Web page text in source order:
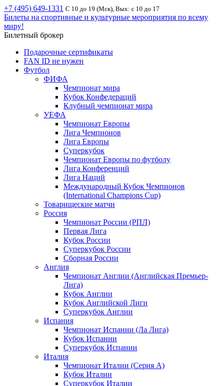
+7 (495) 649-1331 С 10 до 19 (Мск), Вых: с 10 до 17
Билеты на спортивные и культурные мероприятия по всему
миру!
Билетный брокер
Подарочные сертификаты
FAN ID не нужен
Футбол
ФИФА
Чемпионат мира
Кубок Конфедераций
Клубный чемпионат мира
УЕФА
Чемпионат Европы
Лига Чемпионов
Лига Европы
Суперкубок
Чемпионат Европы по футболу
Лига Конференций
Лига Наций
Международный Кубок Чемпионов
(International Champions Cup)
Товарищеские матчи
Россия
Чемпионат России (РПЛ)
Первая Лига
Кубок России
Суперкубок России
Сборная России
Англия
Чемпионат Англии (Английская Премьер-
Лига)
Кубок Англии
Кубок Английской Лиги
Суперкубок Англии
Испания
Чемпионат Испании (Ла Лига)
Кубок Испании
Суперкубок Испании
Италия
Чемпионат Италии (Серия А)
Кубок Италии
Суперкубок Италии